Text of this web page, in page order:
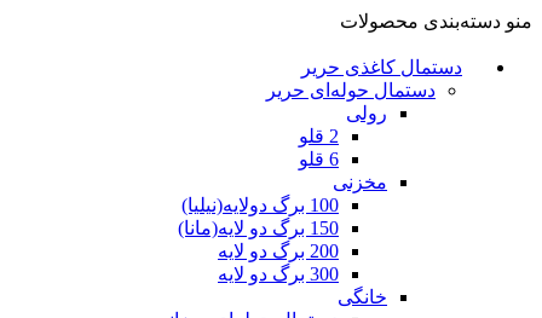
منو دسته‌بندی محصولات
دستمال کاغذی حریر
دستمال حوله‌ای حریر
رولی
2 قلو
6 قلو
مخزنی
100 برگ دولایه(نیلیا)
150 برگ دو لایه(مانا)
200 برگ دو لایه
300 برگ دو لایه
خانگی